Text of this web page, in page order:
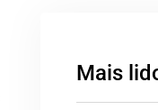
Mais